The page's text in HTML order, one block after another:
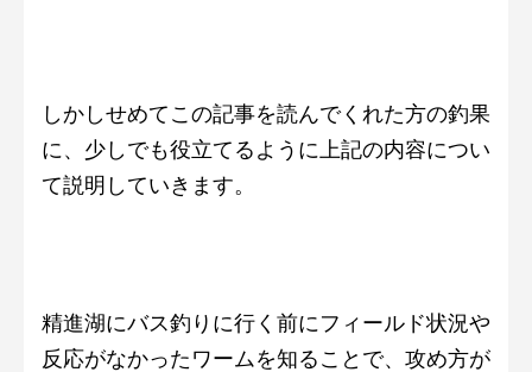
しかしせめてこの記事を読んでくれた方の釣果
に、少しでも役立てるように上記の内容につい
て説明していきます。
精進湖にバス釣りに行く前にフィールド状況や
反応がなかったワームを知ることで、攻め方が